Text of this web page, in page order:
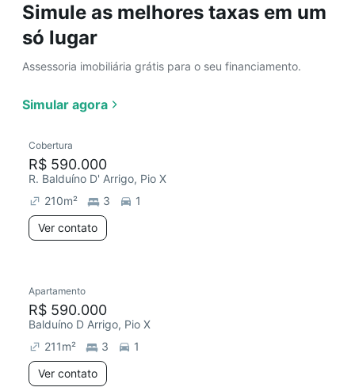
Simule as melhores taxas em um
só lugar
Assessoria imobiliária grátis para o seu financiamento.
Simular agora
Cobertura
R$ 590.000
R. Balduíno D' Arrigo, Pio X
210m² 3
1
Ver contato
Apartamento
R$ 590.000
Balduíno D Arrigo, Pio X
211m² 3
1
Ver contato